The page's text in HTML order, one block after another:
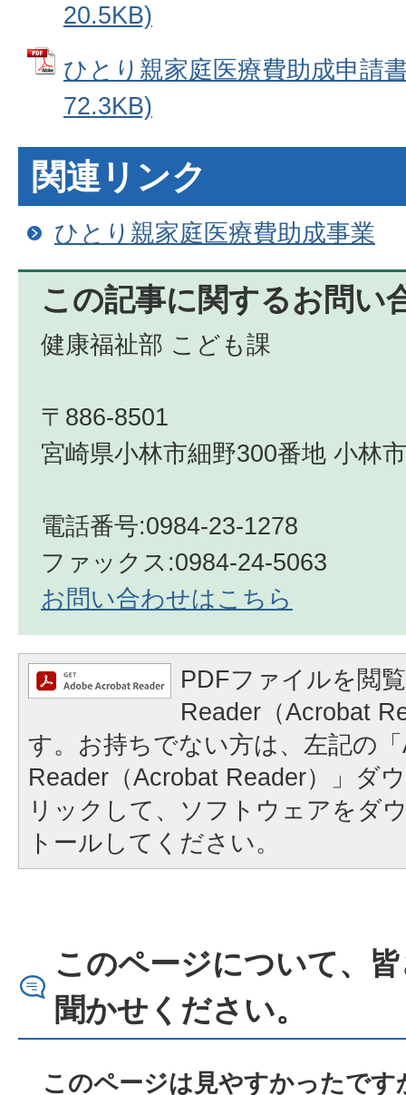
20.5KB)
ひとり親家庭医療費助成申請
72.3KB)
関連リンク
ひとり親家庭医療費助成事業
この記事に関するお問い
健康福祉部 こども課
〒886-8501
宮崎県小林市細野300番地 小林
電話番号:0984-23-1278
ファックス:0984-24-5063
お問い合わせはこちら
PDFファイルを閲
Reader（Acrobat
す。お持ちでない方は、左記の
Reader（Acrobat Reader）」ダ
リックして、ソフトウェアをダ
トールしてください。
このページについて、
聞かせください。
このページは見やすかったです